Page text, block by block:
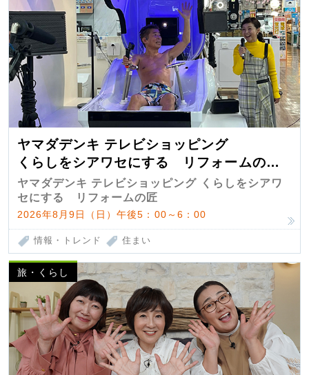
ヤマダデンキ テレビショッピング
くらしをシアワセにする リフォームの
匠 第7弾
ヤマダデンキ テレビショッピング くらしをシアワ
セにする リフォームの匠
2026年8月9日（日）午後5：00～6：00
情報・トレンド 住まい
旅・くらし